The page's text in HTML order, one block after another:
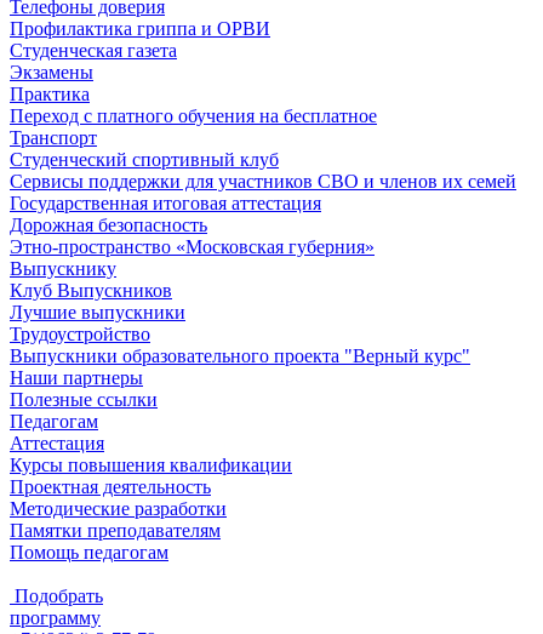
Телефоны доверия
Профилактика гриппа и ОРВИ
Cтуденческая газета
Экзамены
Практика
Переход с платного обучения на бесплатное
Транспорт
Студенческий спортивный клуб
Сервисы поддержки для участников СВО и членов их семей
Государственная итоговая аттестация
Дорожная безопасность
Этно-пространство «Московская губерния»
Выпускнику
Клуб Выпускников
Лучшие выпускники
Трудоустройство
Выпускники образовательного проекта "Верный курс"
Наши партнеры
Полезные ссылки
Педагогам
Аттестация
Курсы повышения квалификации
Проектная деятельность
Методические разработки
Памятки преподавателям
Помощь педагогам
Подобрать
программу